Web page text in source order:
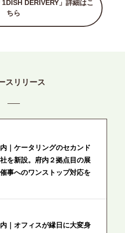
DERIVERY」詳細はこ
ちら
スリリース
｜ケータリングのセカンド
を新設。府内２拠点目の展
事へのワンストップ対応を
｜オフィスが縁日に大変身